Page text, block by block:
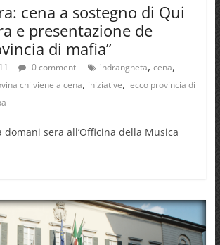
cena a sostegno di Qui
e presentazione de
di mafia”
0 commenti 'ndrangheta, cena,
chi viene a cena, iniziative, lecco provincia di
sera all’Officina della Musica